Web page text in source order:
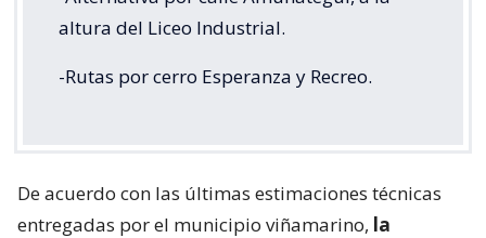
altura del Liceo Industrial.
-Rutas por cerro Esperanza y Recreo.
De acuerdo con las últimas estimaciones técnicas
entregadas por el municipio viñamarino, la